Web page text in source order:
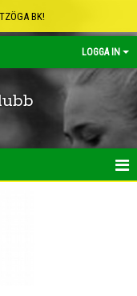
BK!
LOGGA IN